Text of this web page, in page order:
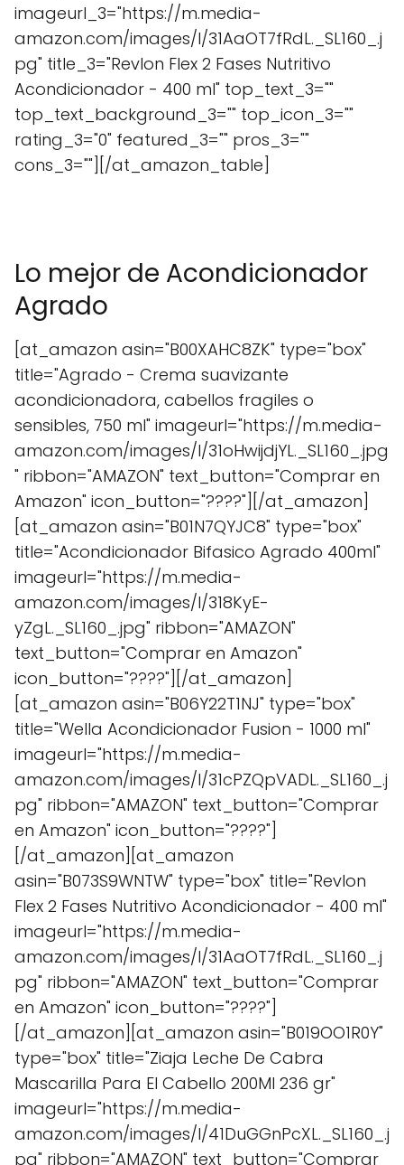
imageurl_3="https://m.media-
amazon.com/images/I/31AaOT7fRdL._SL160_.j
pg" title_3="Revlon Flex 2 Fases Nutritivo
Acondicionador - 400 ml" top_text_3=""
top_text_background_3="" top_icon_3=""
rating_3="0" featured_3="" pros_3=""
cons_3=""][/at_amazon_table]
Lo mejor de Acondicionador
Agrado
[at_amazon asin="B00XAHC8ZK" type="box"
title="Agrado - Crema suavizante
acondicionadora, cabellos fragiles o
sensibles, 750 ml" imageurl="https://m.media-
amazon.com/images/I/31oHwijdjYL._SL160_.jpg
" ribbon="AMAZON" text_button="Comprar en
Amazon" icon_button="????"][/at_amazon]
[at_amazon asin="B01N7QYJC8" type="box"
title="Acondicionador Bifasico Agrado 400ml"
imageurl="https://m.media-
amazon.com/images/I/318KyE-
yZgL._SL160_.jpg" ribbon="AMAZON"
text_button="Comprar en Amazon"
icon_button="????"][/at_amazon]
[at_amazon asin="B06Y22T1NJ" type="box"
title="Wella Acondicionador Fusion - 1000 ml"
imageurl="https://m.media-
amazon.com/images/I/31cPZQpVADL._SL160_.j
pg" ribbon="AMAZON" text_button="Comprar
en Amazon" icon_button="????"]
[/at_amazon][at_amazon
asin="B073S9WNTW" type="box" title="Revlon
Flex 2 Fases Nutritivo Acondicionador - 400 ml"
imageurl="https://m.media-
amazon.com/images/I/31AaOT7fRdL._SL160_.j
pg" ribbon="AMAZON" text_button="Comprar
en Amazon" icon_button="????"]
[/at_amazon][at_amazon asin="B019OO1R0Y"
type="box" title="Ziaja Leche De Cabra
Mascarilla Para El Cabello 200Ml 236 gr"
imageurl="https://m.media-
amazon.com/images/I/41DuGGnPcXL._SL160_.j
pg" ribbon="AMAZON" text_button="Comprar